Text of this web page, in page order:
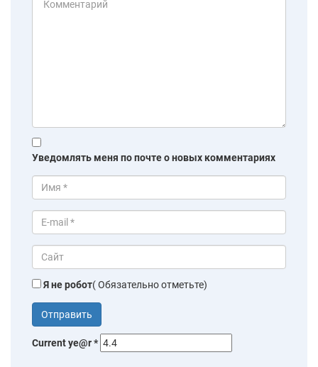
Уведомлять меня по почте о новых комментариях
Я не робот( Обязательно отметьте)
Current ye@r*